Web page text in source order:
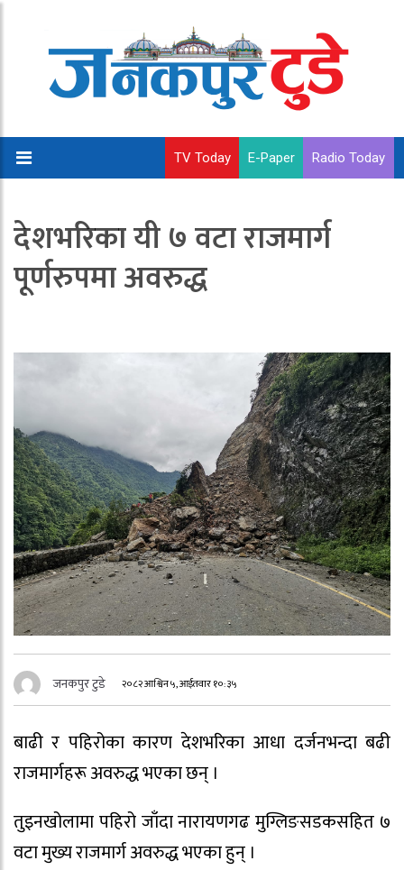
TV Today E-Paper Radio Today
देशभरिका यी ७ वटा राजमार्ग
पूर्णरुपमा अवरुद्ध
जनकपुर टुडे २०८२ आश्विन ५, आईतवार १०:३५
बाढी र पहिरोका कारण देशभरिका आधा दर्जनभन्दा बढी
राजमार्गहरू अवरुद्ध भएका छन् ।
तुइनखोलामा पहिरो जाँदा नारायणगढ मुग्लिङसडकसहित ७
वटा मुख्य राजमार्ग अवरुद्ध भएका हुन् ।